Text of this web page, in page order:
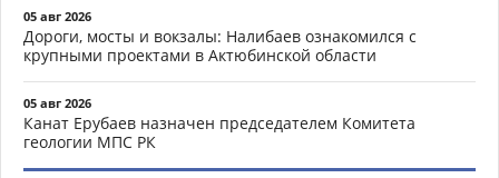
05 авг 2026
Дороги, мосты и вокзалы: Налибаев ознакомился с
крупными проектами в Актюбинской области
05 авг 2026
Канат Ерубаев назначен председателем Комитета
геологии МПС РК